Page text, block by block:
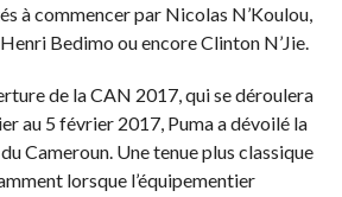
à commencer par Nicolas N’Koulou,
Bedimo ou encore Clinton N’Jie.
de la CAN 2017, qui se déroulera
au 5 février 2017, Puma a dévoilé la
Cameroun. Une tenue plus classique
lorsque l’équipementier